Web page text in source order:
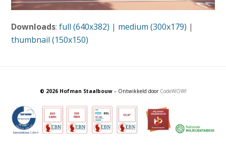
Downloads:full (640x382) | medium (300x179) |
thumbnail (150x150)
© 2026 Hofman Staalbouw– Ontwikkeld door CodeWOW!